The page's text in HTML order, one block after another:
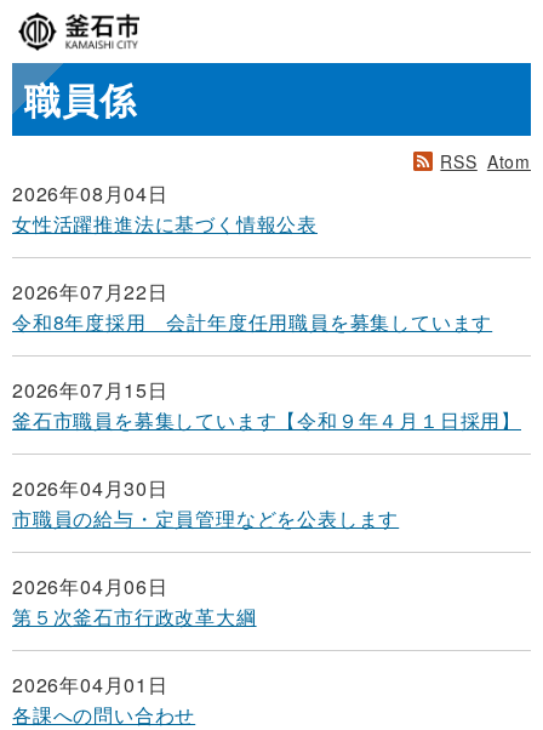
職員係
RSS Atom
2026年08月04日
女性活躍推進法に基づく情報公表
2026年07月22日
令和8年度採用 会計年度任用職員を募集しています
2026年07月15日
釜石市職員を募集しています【令和９年４月１日採用】
2026年04月30日
市職員の給与・定員管理などを公表します
2026年04月06日
第５次釜石市行政改革大綱
2026年04月01日
各課への問い合わせ